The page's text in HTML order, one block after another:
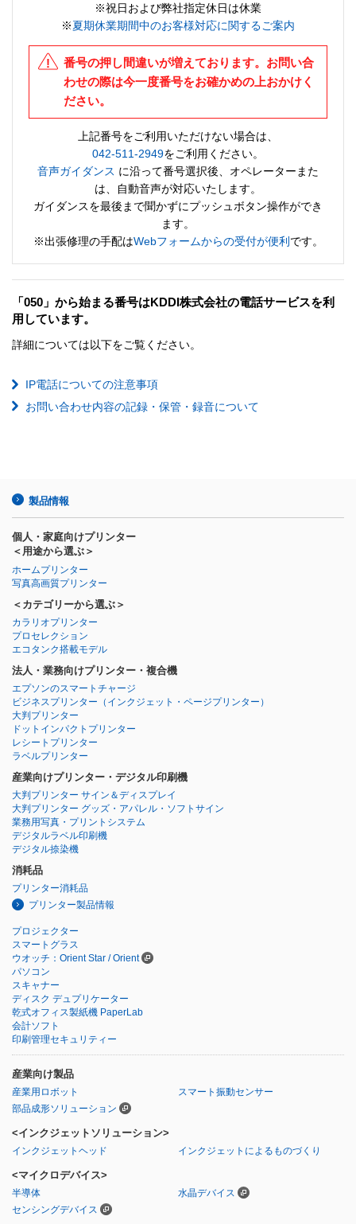
※祝日および弊社指定休日は休業
※夏期休業期間中のお客様対応に関するご案内
番号の押し間違いが増えております。お問い合
わせの際は今一度番号をお確かめの上おかけく
ださい。
上記番号をご利用いただけない場合は、
042-511-2949をご利用ください。
音声ガイダンス に沿って番号選択後、オペレーターまた
は、自動音声が対応いたします。
ガイダンスを最後まで聞かずにプッシュボタン操作ができ
ます。
※出張修理の手配はWebフォームからの受付が便利 です。
「050」から始まる番号はKDDI株式会社の電話サービスを利
用しています。
詳細については以下をご覧ください。
IP電話についての注意事項
お問い合わせ内容の記録・保管・録音について
製品情報
個人・家庭向けプリンター
＜用途から選ぶ＞
ホームプリンター
写真高画質プリンター
＜カテゴリーから選ぶ＞
カラリオプリンター
プロセレクション
エコタンク搭載モデル
法人・業務向けプリンター・複合機
エプソンのスマートチャージ
ビジネスプリンター （インクジェット・ページプリンター）
大判プリンター
ドットインパクトプリンター
レシートプリンター
ラベルプリンター
産業向けプリンター・デジタル印刷機
大判プリンター サイン＆ディスプレイ
大判プリンター グッズ・アパレル・ソフトサイン
業務用写真・プリントシステム
デジタルラベル印刷機
デジタル捺染機
消耗品
プリンター消耗品
プリンター製品情報
プロジェクター
スマートグラス
ウオッチ：Orient Star / Orient
パソコン
スキャナー
ディスク デュプリケーター
乾式オフィス製紙機 PaperLab
会計ソフト
印刷管理セキュリティー
産業向け製品
産業用ロボット
スマート振動センサー
部品成形ソリューション
<インクジェットソリューション>
インクジェットヘッド インクジェットによるものづくり
<マイクロデバイス>
半導体
水晶デバイス
センシングデバイス